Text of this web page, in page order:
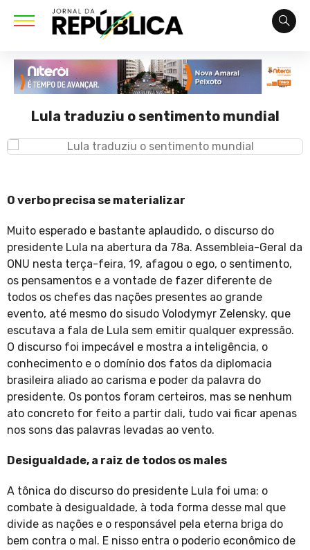
Lula traduziu o sentimento mundial
O verbo precisa se materializar
Muito esperado e bastante aplaudido, o discurso do
presidente Lula na abertura da 78a. Assembleia-Geral da
ONU nesta terça-feira, 19, afagou o ego, o sentimento,
os pensamentos e a vontade de fazer diferente de
todos os chefes das nações presentes ao grande
evento, até mesmo do sisudo Volodymyr Zelensky, que
escutava a fala de Lula sem emitir qualquer expressão.
O discurso foi impecável e mostra a inteligência, o
conhecimento e o domínio dos fatos da diplomacia
brasileira aliado ao carisma e poder da palavra do
presidente. Os pontos foram certeiros, mas se nenhum
ato concreto for feito a partir dali, tudo vai ficar apenas
nos sons das palavras levadas ao vento.
Desigualdade, a raiz de todos os males
A tônica do discurso do presidente Lula foi uma: o
combate à desigualdade, à toda forma desse mal que
divide as nações e o responsável pela eterna briga do
bem contra o mal. E nisso entra o poderio econômico de